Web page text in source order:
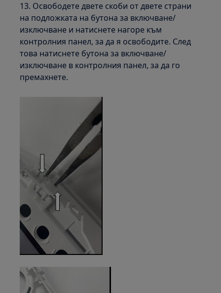
13. Освободете двете скоби от двете страни
на подложката на бутона за включване/
изключване и натиснете нагоре към
контролния панел, за да я освободите. След
това натиснете бутона за включване/
изключване в контролния панел, за да го
премахнете.